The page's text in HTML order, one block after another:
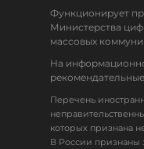
Функционирует
Министерства
массовых
На
Перечень
которых признана
В России признаны